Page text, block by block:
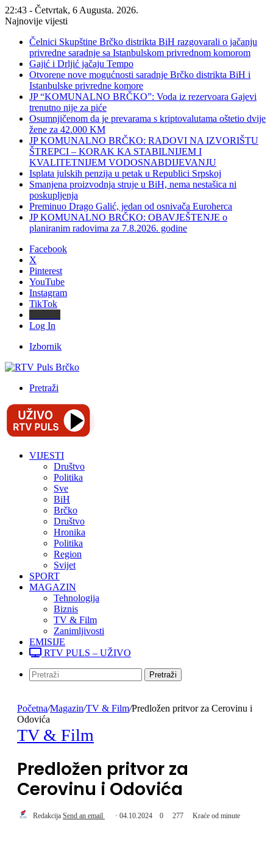
22:43 - Četvrtak, 6 Augusta. 2026.
Najnovije vijesti
Čelnici Skupštine Brčko distrikta BiH razgovarali o jačanju
privredne saradnje sa Istanbulskom privrednom komorom
Gajić i Drljić jačaju Tempo
Otvorene nove mogućnosti saradnje Brčko distrikta BiH i
Istanbulske privredne komore
JP “KOMUNALNO BRČKO”: Voda iz rezervoara Gajevi
trenutno nije za piće
Osumnjičenom da je prevarama s kriptovalutama oštetio dvije
žene za 42.000 KM
JP KOMUNALNO BRČKO: RADOVI NA IZVORIŠTU
ŠTREPCI – KORAK KA STABILNIJEM I
KVALITETNIJEM VODOSNABDIJEVANJU
Isplata julskih penzija u petak u Republici Srpskoj
Smanjena proizvodnja struje u BiH, nema nestašica ni
poskupljenja
Preminuo Drago Galić, jedan od osnivača Euroherca
JP KOMUNALNO BRČKO: OBAVJEŠTENJE o
planiranim radovima za 7.8.2026. godine
Facebook
X
Pinterest
YouTube
Instagram
TikTok
Log In
Izbornik
Pretraži
VIJESTI
Društvo
Politika
Sve
BiH
Brčko
Društvo
Hronika
Politika
Region
Svijet
SPORT
MAGAZIN
Tehnologija
Biznis
TV & Film
Zanimljivosti
EMISIJE
RTV PULS – UŽIVO
Pretraži
Početna/Magazin/TV & Film/Predložen pritvor za Cerovinu i
Odovića
TV & Film
Predložen pritvor za
Cerovinu i Odovića
Redakcija Send an email 04.10.2024 0 277 Kraće od minute